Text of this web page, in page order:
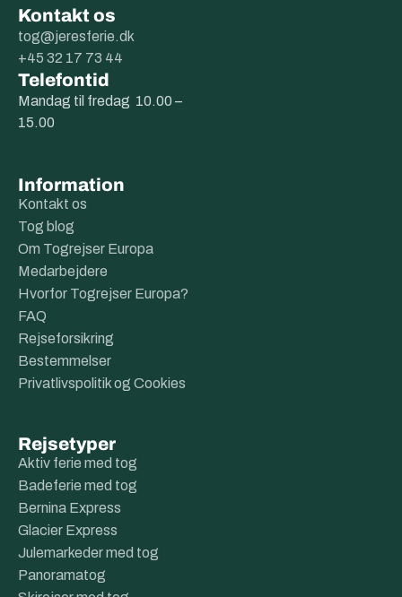
Kontakt os
tog@jeresferie.dk
+45 32 17 73 44
Telefontid
Mandag til fredag 10.00 –
15.00
Information
Kontakt os
Tog blog
Om Togrejser Europa
Medarbejdere
Hvorfor Togrejser Europa?
FAQ
Rejseforsikring
Bestemmelser
Privatlivspolitik og Cookies
Rejsetyper
Aktiv ferie med tog
Badeferie med tog
Bernina Express
Glacier Express
Julemarkeder med tog
Panoramatog